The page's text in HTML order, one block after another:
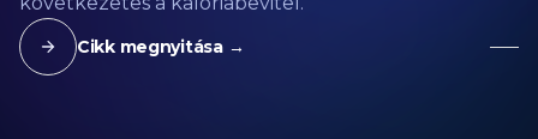
Cikk megnyitása →